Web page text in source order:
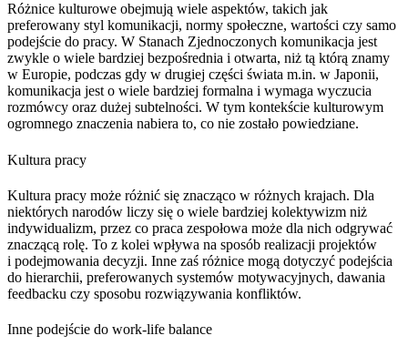
Różnice kulturowe obejmują wiele aspektów, takich jak
preferowany styl komunikacji, normy społeczne, wartości czy samo
podejście do pracy. W Stanach Zjednoczonych komunikacja jest
zwykle o wiele bardziej bezpośrednia i otwarta, niż tą którą znamy
w Europie, podczas gdy w drugiej części świata m.in. w Japonii,
komunikacja jest o wiele bardziej formalna i wymaga wyczucia
rozmówcy oraz dużej subtelności. W tym kontekście kulturowym
ogromnego znaczenia nabiera to, co nie zostało powiedziane.
Kultura pracy
Kultura pracy może różnić się znacząco w różnych krajach. Dla
niektórych narodów liczy się o wiele bardziej kolektywizm niż
indywidualizm, przez co praca zespołowa może dla nich odgrywać
znaczącą rolę. To z kolei wpływa na sposób realizacji projektów
i podejmowania decyzji. Inne zaś różnice mogą dotyczyć podejścia
do hierarchii, preferowanych systemów motywacyjnych, dawania
feedbacku czy sposobu rozwiązywania konfliktów.
Inne podejście do work-life balance